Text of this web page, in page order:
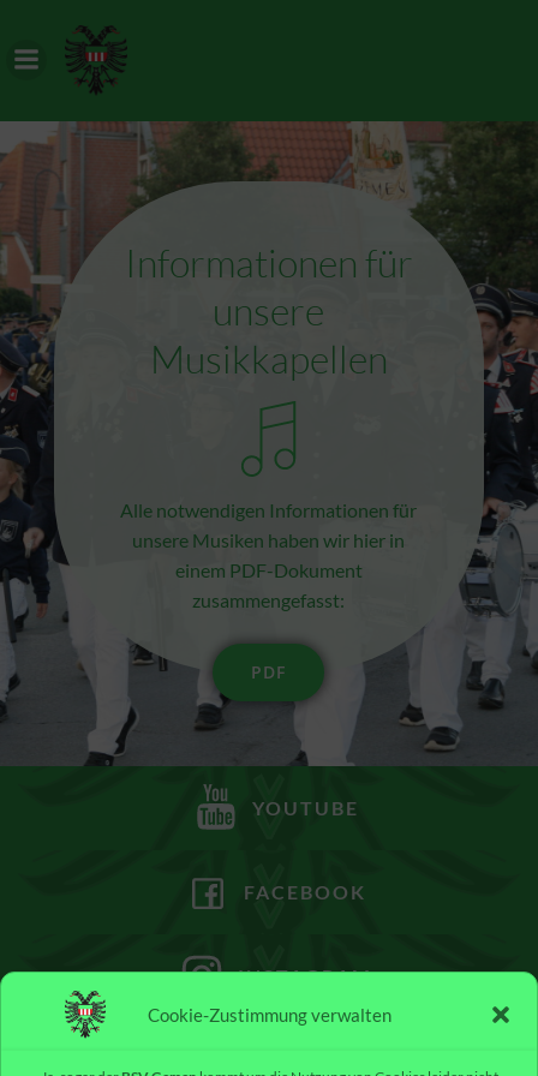
Cookie-Zustimmung verwalten
Informationen für
unsere
Musikkapellen
Alle notwendigen Informationen für
unsere Musiken haben wir hier in
einem PDF-Dokument
zusammengefasst:
PDF
YOUTUBE
FACEBOOK
INSTAGRAM